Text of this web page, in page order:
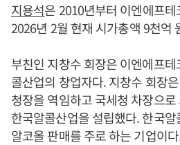
지용석은 2010년부터 이엔에프
2026년 2월 현재 시가총액 9천억
부친인 지창수 회장은 이엔에프
콜산업의 창업자다. 지창수 회장
청장을 역임하고 국세청 차장으
한국알콜산업을 설립했다. 한국
알코올 판매를 주로 하는 기업이